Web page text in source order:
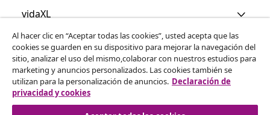
vidaXL
Descubre mas
Al hacer clic en “Aceptar todas las cookies”, usted acepta que las
cookies se guarden en su dispositivo para mejorar la navegación del
sitio, analizar el uso del mismo,colaborar con nuestros estudios para
marketing y anuncios personalizados. Las cookies también se
utilizan para la personalización de anuncios. Declaración de
privacidad y cookies